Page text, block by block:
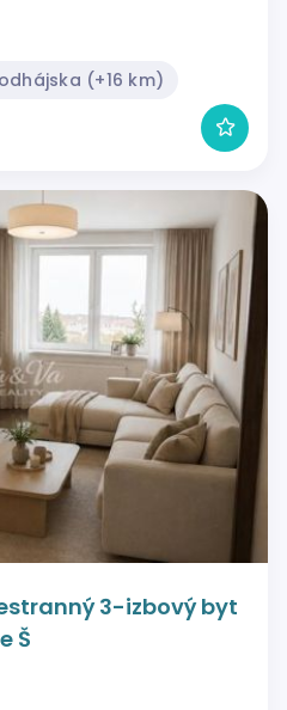
(+16 km)
3-izbový byt
Š